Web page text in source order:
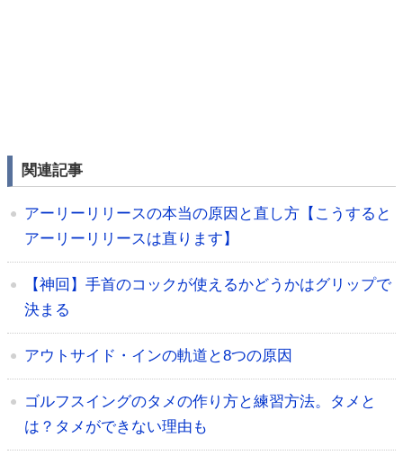
関連記事
アーリーリリースの本当の原因と直し方【こうすると
アーリーリリースは直ります】
【神回】手首のコックが使えるかどうかはグリップで
決まる
アウトサイド・インの軌道と8つの原因
ゴルフスイングのタメの作り方と練習方法。タメと
は？タメができない理由も